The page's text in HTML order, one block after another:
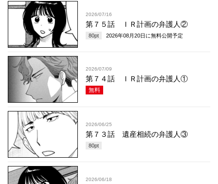
2026/07/16
第７５話 ＩＲ計画の弁護人②
80pt 2026年08月20日 に無料公開予定
2026/07/09
第７４話 ＩＲ計画の弁護人①
無料
2026/06/25
第７３話 遺産相続の弁護人③
80pt
2026/06/18